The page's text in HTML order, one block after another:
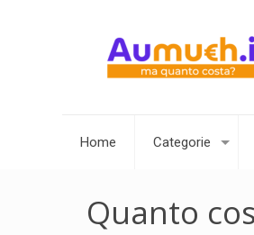
Home Categorie
Quanto